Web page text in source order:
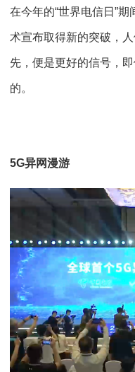
在今年的“世界电信日”
术宣布取得新的突破，
先，便是更好的信号，
的。
5G异网漫游